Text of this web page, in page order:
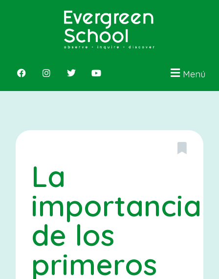
Menú
La
importancia
de los
primeros